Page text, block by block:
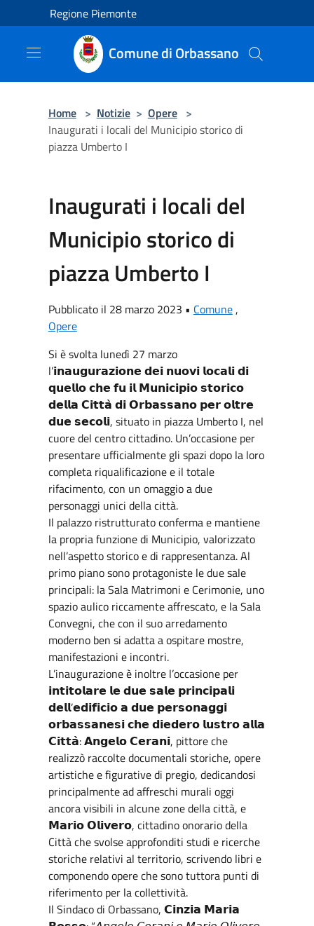
Salta al contenuto principale
Regione Piemonte
Comune di Orbassano
Home > Notizie > Opere >
Inaugurati i locali del Municipio storico di
piazza Umberto I
Inaugurati i locali del
Municipio storico di
piazza Umberto I
Pubblicato il 28 marzo 2023 • Comune,
Opere
Si è svolta lunedì 27 marzo
l’𝗶𝗻𝗮𝘂𝗴𝘂𝗿𝗮𝘇𝗶𝗼𝗻𝗲 𝗱𝗲𝗶 𝗻𝘂𝗼𝘃𝗶 𝗹𝗼𝗰𝗮𝗹𝗶 𝗱𝗶
𝗾𝘂𝗲𝗹𝗹𝗼 𝗰𝗵𝗲 𝗳𝘂 𝗶𝗹 𝗠𝘂𝗻𝗶𝗰𝗶𝗽𝗶𝗼 𝘀𝘁𝗼𝗿𝗶𝗰𝗼
𝗱𝗲𝗹𝗹𝗮 𝗖𝗶𝘁𝘁𝗮̀ 𝗱𝗶 𝗢𝗿𝗯𝗮𝘀𝘀𝗮𝗻𝗼 𝗽𝗲𝗿 𝗼𝗹𝘁𝗿𝗲
𝗱𝘂𝗲 𝘀𝗲𝗰𝗼𝗹𝗶, situato in piazza Umberto I, nel
cuore del centro cittadino. Un’occasione per
presentare ufficialmente gli spazi dopo la loro
completa riqualificazione e il totale
rifacimento, con un omaggio a due
personaggi unici della città.
Il palazzo ristrutturato conferma e mantiene
la propria funzione di Municipio, valorizzato
nell’aspetto storico e di rappresentanza. Al
primo piano sono protagoniste le due sale
principali: la Sala Matrimoni e Cerimonie, uno
spazio aulico riccamente affrescato, e la Sala
Convegni, che con il suo arredamento
moderno ben si adatta a ospitare mostre,
manifestazioni e incontri.
L’inaugurazione è inoltre l’occasione per
𝗶𝗻𝘁𝗶𝘁𝗼𝗹𝗮𝗿𝗲 𝗹𝗲 𝗱𝘂𝗲 𝘀𝗮𝗹𝗲 𝗽𝗿𝗶𝗻𝗰𝗶𝗽𝗮𝗹𝗶
𝗱𝗲𝗹𝗹’𝗲𝗱𝗶𝗳𝗶𝗰𝗶𝗼 𝗮 𝗱𝘂𝗲 𝗽𝗲𝗿𝘀𝗼𝗻𝗮𝗴𝗴𝗶
𝗼𝗿𝗯𝗮𝘀𝘀𝗮𝗻𝗲𝘀𝗶 𝗰𝗵𝗲 𝗱𝗶𝗲𝗱𝗲𝗿𝗼 𝗹𝘂𝘀𝘁𝗿𝗼 𝗮𝗹𝗹𝗮
𝗖𝗶𝘁𝘁𝗮̀: 𝗔𝗻𝗴𝗲𝗹𝗼 𝗖𝗲𝗿𝗮𝗻𝗶, pittore che
realizzò raccolte documentali storiche, opere
artistiche e figurative di pregio, dedicandosi
principalmente ad affreschi murali oggi
ancora visibili in alcune zone della città, e
𝗠𝗮𝗿𝗶𝗼 𝗢𝗹𝗶𝘃𝗲𝗿𝗼, cittadino onorario della
Città che svolse approfonditi studi e ricerche
storiche relativi al territorio, scrivendo libri e
componendo opere che sono tuttora punti di
riferimento per la collettività.
Il Sindaco di Orbassano, 𝗖𝗶𝗻𝘇𝗶𝗮 𝗠𝗮𝗿𝗶𝗮